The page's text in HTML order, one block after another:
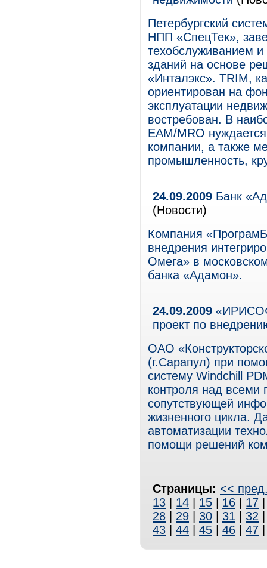
Петербургский
НПП «СпецТек»,
техобслуживанием
зданий на основе
«Инталэкс». TRIM,
ориентирован на
эксплуатации
востребован. В
EAM/MRO
компании, а также
промышленность,
24.09.2009 Банк
(Новости)
Компания
внедрения
Омега» в
банка «Адамон».
24.09.2009
проект по
ОАО
(г.Сарапул) при
систему Windchill
контроля над всеми
сопутствующей
жизненного цикла.
автоматизации
помощи решений
Страницы: <<
13
14 15 16 17
28
29 30 31 32
43
44 45 46 47